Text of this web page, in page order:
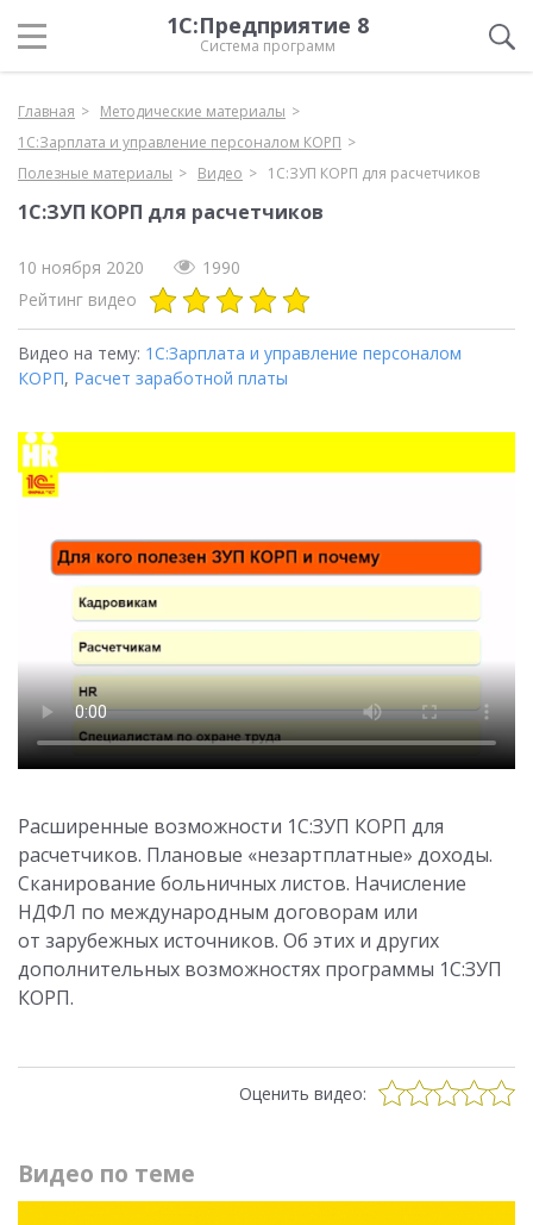
1С:Предприятие 8
Система программ
Главная
Методические материалы
1С:Зарплата и управление персоналом КОРП
Полезные материалы
Видео 1С:ЗУП КОРП для расчетчиков
1С:ЗУП КОРП для расчетчиков
10 ноября 2020
1990
Рейтинг видео
Видео на тему: 1С:Зарплата и управление персоналом
КОРП, Расчет заработной платы
Расширенные возможности 1С:ЗУП КОРП для
расчетчиков. Плановые «незартплатные» доходы.
Сканирование больничных листов. Начисление
НДФЛ по международным договорам или
от зарубежных источников. Об этих и других
дополнительных возможностях программы 1С:ЗУП
КОРП.
Оценить видео:
Видео по теме